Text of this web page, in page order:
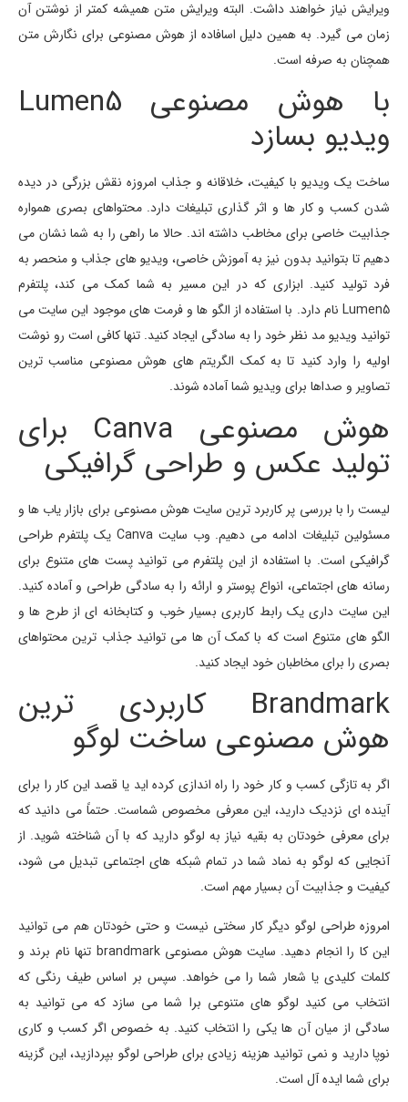
ویرایش نیاز خواهند داشت. البته ویرایش متن همیشه کمتر از نوشتن آن
زمان می گیرد. به همین دلیل اسافاده از هوش مصنوعی برای نگارش متن
همچنان به صرفه است.
با هوش مصنوعی Lumen5
ویدیو بسازد
ساخت یک ویدیو با کیفیت، خلاقانه و جذاب امروزه نقش بزرگی در دیده
شدن کسب و کار ها و اثر گذاری تبلیغات دارد. محتواهای بصری همواره
جذابیت خاصی برای مخاطب داشته اند. حالا ما راهی را به شما نشان می
دهیم تا بتوانید بدون نیز به آموزش خاصی، ویدیو های جذاب و منحصر به
فرد تولید کنید. ابزاری که در این مسیر به شما کمک می کند، پلتفرم
Lumen5 نام دارد. با استفاده از الگو ها و فرمت های موجود این سایت می
توانید ویدیو مد نظر خود را به سادگی ایجاد کنید. تنها کافی است رو نوشت
اولیه را وارد کنید تا به کمک الگریتم های هوش مصنوعی مناسب ترین
تصاویر و صداها برای ویدیو شما آماده شوند.
هوش مصنوعی Canva برای
تولید عکس و طراحی گرافیکی
لیست را با بررسی پر کاربرد ترین سایت هوش مصنوعی برای بازار یاب ها و
مسئولین تبلیغات ادامه می دهیم. وب سایت Canva یک پلتفرم طراحی
گرافیکی است. با استفاده از این پلتفرم می توانید پست های متنوع برای
رسانه های اجتماعی، انواع پوستر و ارائه را به سادگی طراحی و آماده کنید.
این سایت داری یک رابط کاربری بسیار خوب و کتابخانه ای از طرح ها و
الگو های متنوع است که با کمک آن ها می توانید جذاب ترین محتواهای
بصری را برای مخاطبان خود ایجاد کنید.
Brandmark کاربردی ترین
هوش مصنوعی ساخت لوگو
اگر به تازگی کسب و کار خود را راه اندازی کرده اید یا قصد این کار را برای
آینده ای نزدیک دارید، این معرفی مخصوص شماست. حتماً می دانید که
برای معرفی خودتان به بقیه نیاز به لوگو دارید که با آن شناخته شوید. از
آنجایی که لوگو به نماد شما در تمام شبکه های اجتماعی تبدیل می شود،
کیفیت و جذابیت آن بسیار مهم است.
امروزه طراحی لوگو دیگر کار سختی نیست و حتی خودتان هم می توانید
این کا را انجام دهید. سایت هوش مصنوعی brandmark تنها نام برند و
کلمات کلیدی یا شعار شما را می خواهد. سپس بر اساس طیف رنگی که
انتخاب می کنید لوگو های متنوعی برا شما می سازد که می توانید به
سادگی از میان آن ها یکی را انتخاب کنید. به خصوص اگر کسب و کاری
نوپا دارید و نمی توانید هزینه زیادی برای طراحی لوگو بپردازید، این گزینه
برای شما ایده آل است.